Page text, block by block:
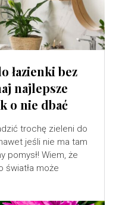
łazienki bez
najlepsze
o nie dbać
trochę zieleni do
jeśli nie ma tam
pomysł! Wiem, że
światła może